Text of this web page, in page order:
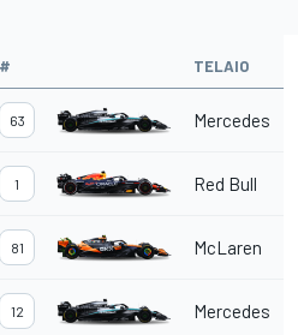
# TELAIO
63 Mercedes
1 Red Bull
81 McLaren
12 Mercedes